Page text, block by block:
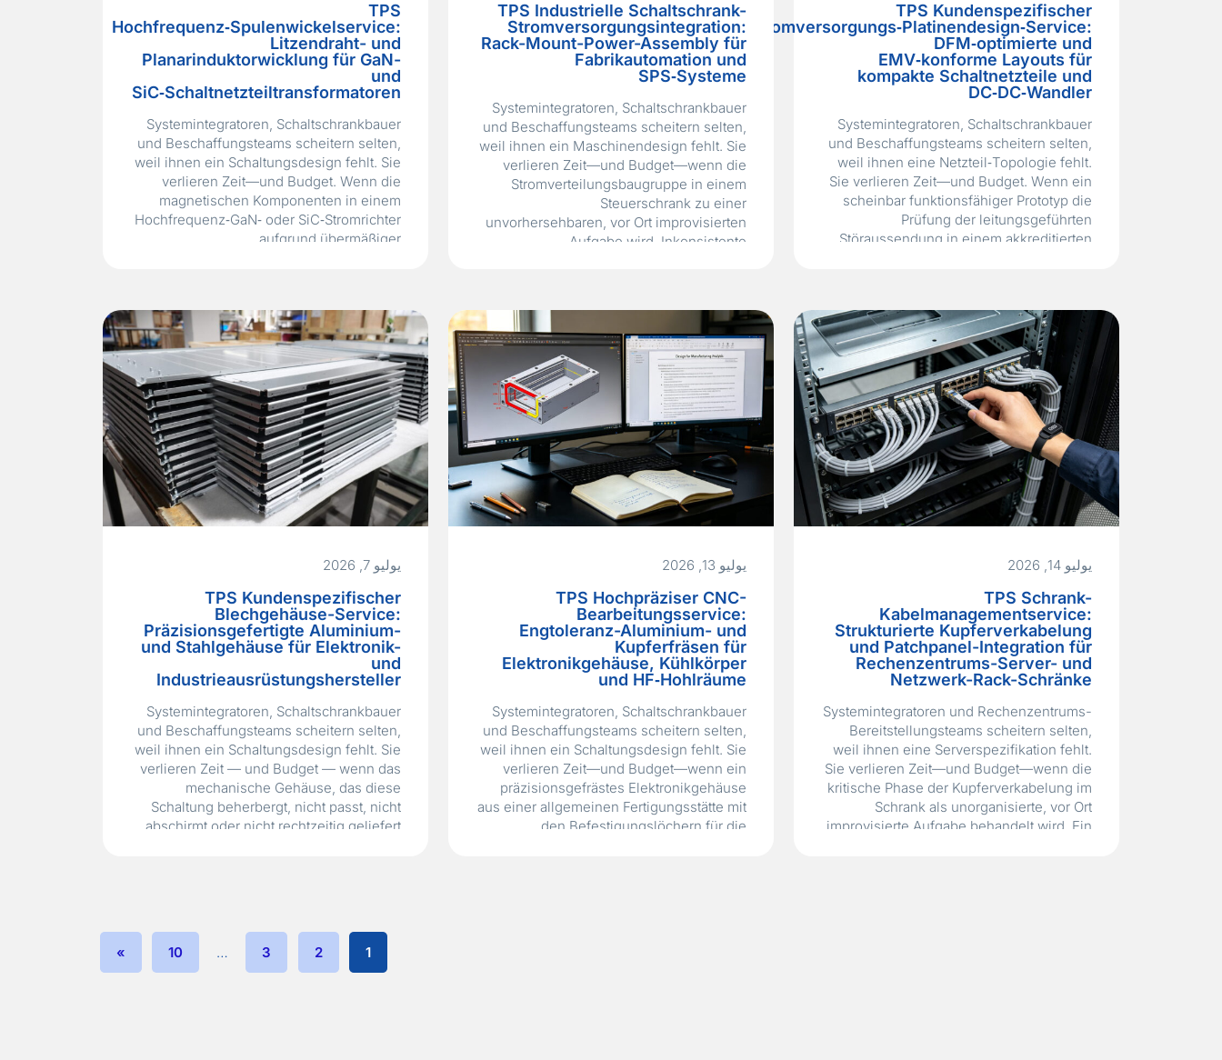
TPS Kundenspezifischer
Stromversorgungs‑Platinendesign‑Service:
DFM‑optimierte und
EMV‑konforme Layouts für
kompakte Schaltnetzteile und
DC‑DC‑Wandler
Systemintegratoren, Schaltschrankbauer
und Beschaffungsteams scheitern selten,
weil ihnen eine Netzteil‑Topologie fehlt.
Sie verlieren Zeit—und Budget. Wenn ein
scheinbar funktionsfähiger Prototyp die
Prüfung der leitungsgeführten
Störaussendung in einem akkreditierten
erzwingt. Die Ursache liegt selten im
Schaltungsdesign selbst; es ist fast immer
die…Read More »
TPS Industrielle Schaltschrank-
Stromversorgungsintegration:
Rack-Mount-Power-Assembly für
Fabrikautomation und
SPS‑Systeme
Systemintegratoren, Schaltschrankbauer
und Beschaffungsteams scheitern selten,
weil ihnen ein Maschinendesign fehlt. Sie
verlieren Zeit—und Budget—wenn die
Stromverteilungsbaugruppe in einem
Steuerschrank zu einer
unvorhersehbaren, vor Ort improvisierten
Aufgabe wird. Inkonsistente
Leitungsschutz machen das Herzstück
eines Automatisierungssystems zu einer
Quelle von Inbetriebnahmeverzögerungen
und latenten Sicherheitsrisiken. Für OEMs,
die…Read More »
TPS
Hochfrequenz‑Spulenwickelservice:
Litzendraht- und
Planarinduktorwicklung für GaN-
und
SiC‑Schaltnetzteiltransformatoren
Systemintegratoren, Schaltschrankbauer
und Beschaffungsteams scheitern selten,
weil ihnen ein Schaltungsdesign fehlt. Sie
verlieren Zeit—und Budget. Wenn die
magnetischen Komponenten in einem
Hochfrequenz‑GaN‑ oder SiC‑Stromrichter
aufgrund übermäßiger
leiden herkömmliche
Massivdrahtwicklungen unter starken
Skin. Und Proximity‑Effekten, die den
AC‑Widerstand um eine Größenordnung
erhöhen und den…Read More »
يوليو 14, 2026
TPS Schrank-
Kabelmanagementservice:
Strukturierte Kupferverkabelung
und Patchpanel-Integration für
Rechenzentrums-Server- und
Netzwerk-Rack-Schränke
Systemintegratoren und Rechenzentrums-
Bereitstellungsteams scheitern selten,
weil ihnen eine Serverspezifikation fehlt.
Sie verlieren Zeit—und Budget—wenn die
kritische Phase der Kupferverkabelung im
Schrank als unorganisierte, vor Ort
improvisierte Aufgabe behandelt wird. Ein
يوليو 13, 2026
TPS Hochpräziser CNC-
Bearbeitungsservice:
Engtoleranz-Aluminium- und
Kupferfräsen für
Elektronikgehäuse, Kühlkörper
und HF‑Hohlräume
Systemintegratoren, Schaltschrankbauer
und Beschaffungsteams scheitern selten,
weil ihnen ein Schaltungsdesign fehlt. Sie
verlieren Zeit—und Budget—wenn ein
präzisionsgefrästes Elektronikgehäuse
aus einer allgemeinen Fertigungsstätte mit
den Befestigungslöchern für die
يوليو 7, 2026
TPS Kundenspezifischer
Blechgehäuse-Service:
Präzisionsgefertigte Aluminium-
und Stahlgehäuse für Elektronik-
und
Industrieausrüstungshersteller
Systemintegratoren, Schaltschrankbauer
und Beschaffungsteams scheitern selten,
weil ihnen ein Schaltungsdesign fehlt. Sie
verlieren Zeit — und Budget — wenn das
mechanische Gehäuse, das diese
Schaltung beherbergt, nicht passt, nicht
abschirmt oder nicht rechtzeitig geliefert
More »
1
2
3
…
10
»